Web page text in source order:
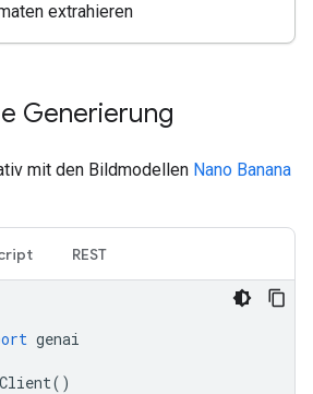
extrahieren
Generierung
mit den Bildmodellen Nano Banana
REST
genai
Client()